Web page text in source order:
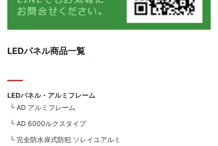
LEDパネル商品一覧
LEDパネル・アルミフレーム
AD アルミフレーム
AD 6000ルクスタイプ
完全防水扉式防犯 ソレイユアルミ